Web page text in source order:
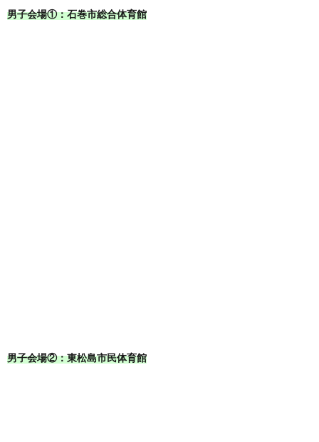
男子会場①：石巻市総合体育館
男子会場②：東松島市民体育館